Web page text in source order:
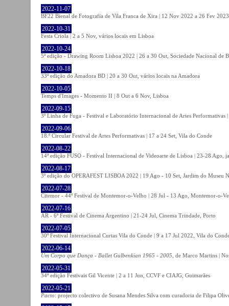
2022-11-07
BF22 Bienal de Fotografia de Vila Franca de Xira | 12 Nov 2022 a 26 Fev
2022-10-31
Festa Criola | 2 a 5 Nov, vários locais em Lisboa
2022-10-24
5ª edição - Drawing Room Lisboa 2022 | 26 a 30 Out, Sociedade Nacional de
2022-10-18
33ª edição do Amadora BD | 20 a 30 Out, vários locais na Amadora
2022-10-05
Temps d'Images - Momento II | 8 Out a 6 Nov, Lisboa
2022-09-15
3º Linha de Fuga - Festival e Laboratório Internacional de Artes Performativas
2022-09-06
18.º Circular Festival de Artes Performativas | 17 a 24 Set, Vila do Conde
2022-08-22
14ª edição FUSO - Festival Internacional de Videoarte de Lisboa | 23-28 Ago,
2022-08-17
3ª edição do OPERAFEST LISBOA 2022 | 19 Ago - 10 Set, Jardim do Museu
2022-07-28
Citemor - 44º Festival de Montemor-o-Velho | 28 Jul - 13 Ago, Montemor-o-
2022-07-16
AR - 6ª Festival de Cinema Argentino | 21-24 Jul, Cinema Trindade, Porto
2022-07-05
30º Festival Internacional Curtas Vila do Conde | 9 a 17 Jul 2022, Vila do
2022-06-14
Um Corpo que Dança - Ballet Gulbenkian 1965 - 2005 , de Marco Martins |
2022-05-31
34ª edição Festivais Gil Vicente | 2 a 11 Jun, CCVF e CIAJG, Guimarães
2022-05-21
Pacto: projecto colectivo de Susana Mendes Silva com curadoria de Filipa